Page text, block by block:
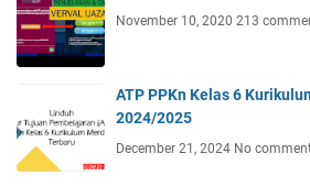
November 10, 2020 213
ATP PPKn Kelas 6
2024/2025
December 21, 2024 No